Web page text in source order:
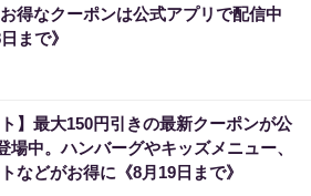
得なクーポンは公式アプリで配信中
まで》
ト】最大150円引きの最新クーポンが公
場中。ハンバーグやキッズメニュー、
などがお得に《8月19日まで》